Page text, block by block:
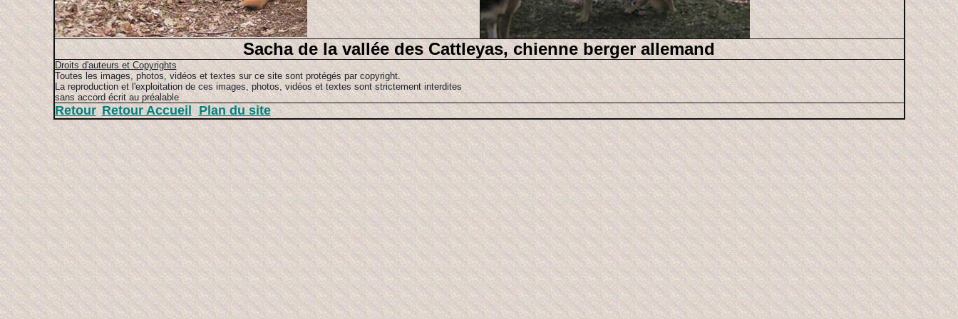
Sacha de la vallée des Cattleyas, chienne berger allemand
Droits d'auteurs et Copyrights
Toutes les images, photos, vidéos et textes sur ce site sont protégés par copyright.
La reproduction et l'exploitation de ces images, photos, vidéos et textes sont strictement interdites
sans accord écrit au préalable
Retour Retour Accueil Plan du site